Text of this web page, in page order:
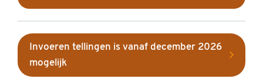
Invoeren tellingen is vanaf december 2026
mogelijk